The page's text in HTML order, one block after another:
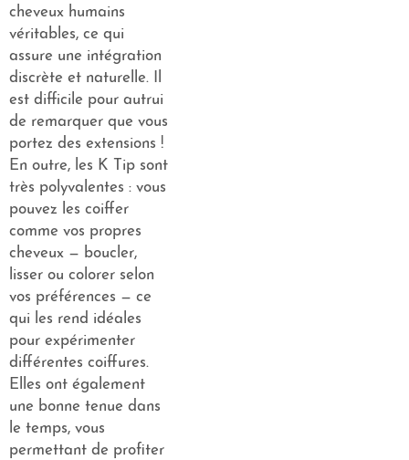
cheveux humains
véritables, ce qui
assure une intégration
discrète et naturelle. Il
est difficile pour autrui
de remarquer que vous
portez des extensions !
En outre, les K Tip sont
très polyvalentes : vous
pouvez les coiffer
comme vos propres
cheveux — boucler,
lisser ou colorer selon
vos préférences — ce
qui les rend idéales
pour expérimenter
différentes coiffures.
Elles ont également
une bonne tenue dans
le temps, vous
permettant de profiter